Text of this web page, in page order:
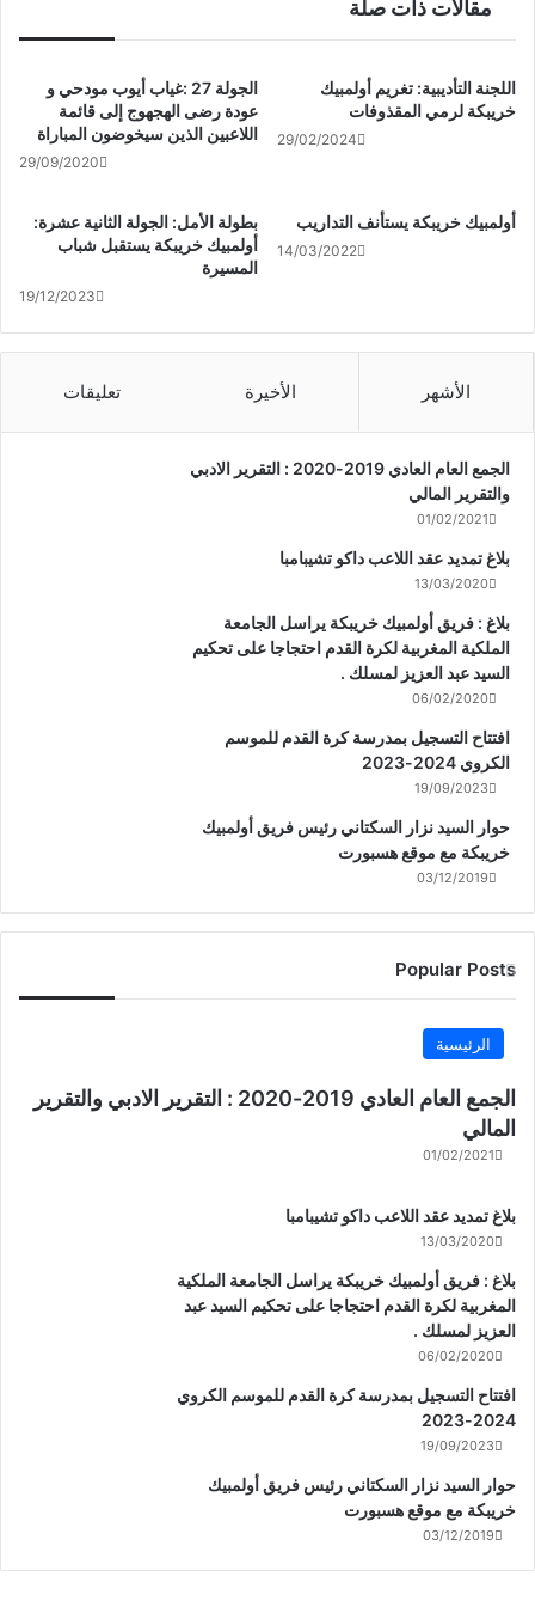
مقالات ذات صلة
الجولة 27 :غياب أيوب مودحي و
عودة رضى الهجهوج إلى قائمة
اللاعبين الذين سيخوضون المباراة
29/09/2020
اللجنة التأديبية: تغريم أولمبيك
خريبكة لرمي المقذوفات
29/02/2024
بطولة الأمل: الجولة الثانية عشرة:
أولمبيك خريبكة يستقبل شباب
المسيرة
19/12/2023
أولمبيك خريبكة يستأنف التداريب
14/03/2022
الأشهر الأخيرة تعليقات
الجمع العام العادي 2019-2020 : التقرير الادبي
والتقرير المالي
01/02/2021
بلاغ تمديد عقد اللاعب داكو تشيبامبا
13/03/2020
بلاغ : فريق أولمبيك خريبكة يراسل الجامعة
الملكية المغربية لكرة القدم احتجاجا على تحكيم
السيد عبد العزيز لمسلك .
06/02/2020
افتتاح التسجيل بمدرسة كرة القدم للموسم
الكروي 2024-2023
19/09/2023
حوار السيد نزار السكتاني رئيس فريق أولمبيك
خريبكة مع موقع هسبورت
03/12/2019
Popular Posts
الرئيسية
الجمع العام العادي 2019-2020 : التقرير الادبي والتقرير
المالي
01/02/2021
بلاغ تمديد عقد اللاعب داكو تشيبامبا
13/03/2020
بلاغ : فريق أولمبيك خريبكة يراسل الجامعة الملكية
المغربية لكرة القدم احتجاجا على تحكيم السيد عبد
العزيز لمسلك .
06/02/2020
افتتاح التسجيل بمدرسة كرة القدم للموسم الكروي
2024-2023
19/09/2023
حوار السيد نزار السكتاني رئيس فريق أولمبيك
خريبكة مع موقع هسبورت
03/12/2019